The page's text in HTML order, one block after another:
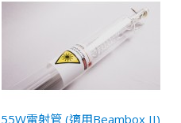
55W雷射管 (適用Beambox II)